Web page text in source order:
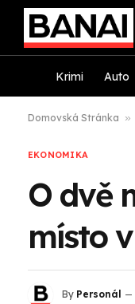
Krimi Auto
Domovská Stránka »
EKONOMIKA
O dvě
místo
By Personál